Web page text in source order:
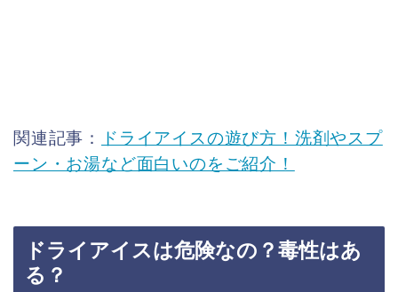
関連記事：
ドライアイスの遊び方！洗剤やスプ
ーン・お湯など面白いのをご紹介！
ドライアイスは危険なの？毒性はあ
る？